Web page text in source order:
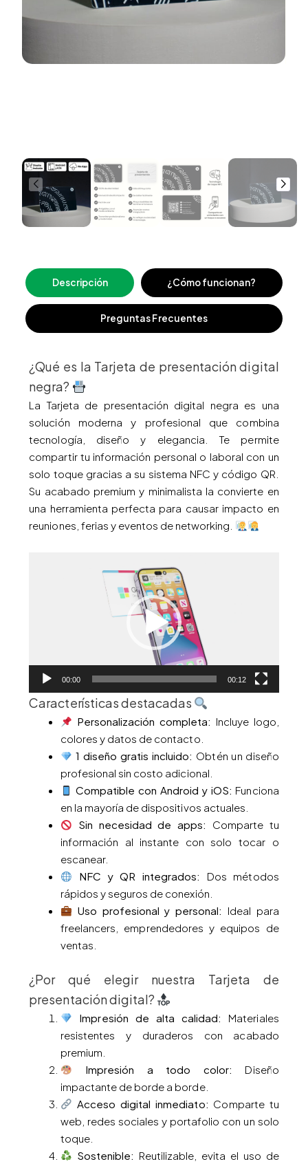
Descripción ¿Cómo funcionan?
Preguntas Frecuentes
¿Qué es la Tarjeta de presentación digital
negra?
La Tarjeta de presentación digital negra es una
solución moderna y profesional que combina
tecnología, diseño y elegancia. Te permite
compartir tu información personal o laboral con un
solo toque gracias a su sistema NFC y código QR.
Su acabado premium y minimalista la convierte en
una herramienta perfecta para causar impacto en
reuniones, ferias y eventos de networking.
00:00 00:12
Características destacadas
Personalización completa: Incluye logo,
colores y datos de contacto.
1 diseño gratis incluido: Obtén un diseño
profesional sin costo adicional.
Compatible con Android y iOS: Funciona
en la mayoría de dispositivos actuales.
Sin necesidad de apps:
Comparte tu
información al instante con solo tocar o
escanear.
NFC y QR integrados:
Dos métodos
rápidos y seguros de conexión.
Uso profesional y personal: Ideal para
freelancers, emprendedores y equipos de
ventas.
¿Por qué elegir nuestra Tarjeta de
presentación digital?
Impresión de alta calidad:
Materiales
resistentes y duraderos con acabado
premium.
Impresión a todo color:
Diseño
impactante de borde a borde.
Acceso digital inmediato: Comparte tu
web, redes sociales y portafolio con un solo
toque.
Sostenible: Reutilizable, evita el uso de